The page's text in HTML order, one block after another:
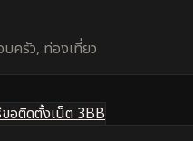
ครัว, ท่องเที่ยว
อติดตั้งเน็ต 3BB